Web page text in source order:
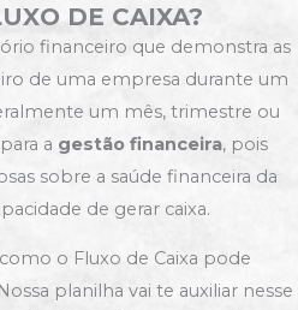
DE CAIXA?
financeiro que demonstra as
de uma empresa durante um
um mês, trimestre ou
a gestão financeira, pois
sobre a saúde financeira da
de gerar caixa.
o Fluxo de Caixa pode
planilha vai te auxiliar nesse